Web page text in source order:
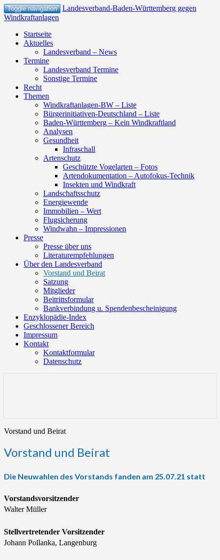
Toggle navigation
Landesverband-Baden-Württemberg gegen
Windkraftanlagen
Startseite
Aktuelles
Landesverband – News
Termine
Landesverband Termine
Sonstige Termine
Recht
Themen
Windkraftanlagen-BW – Liste
Bürgerinitiativen-Deutschland – Liste
Baden-Württemberg – Kein Windkraftland
Analysen
Gesundheit
Infraschall
Artenschutz
Geschützte Vogelarten – Fotos
Artendokumentation – Autofokus-Technik
Insekten und Windkraft
Landschaftsschutz
Energiewende
Immobilien – Wert
Flugsicherung
Windwahn – Impressionen
Presse
Presse über uns
Literaturempfehlungen
Über den Landesverband
Vorstand und Beirat
Satzung
Mitglieder
Beitrittsformular
Bankverbindung u. Spendenbescheinigung
Enzyklopädie-Index
Geschlossener Bereich
Impressum
Kontakt
Kontaktformular
Datenschutz
Windkraftanlagen
Vorstand und Beirat
Vorstand und Beirat
Die Neuwahlen des Vorstands fanden am 25.07.21 statt
Vorstandsvorsitzender
Walter Müller
Stellvertretender Vorsitzender
Johann Pollanka, Langenburg